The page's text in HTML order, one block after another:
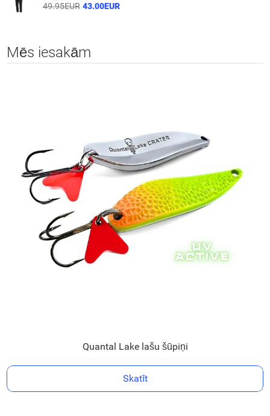
49.95EUR 43.00EUR
Mēs iesakām
Quantal Lake lašu šūpiņi
Skatīt